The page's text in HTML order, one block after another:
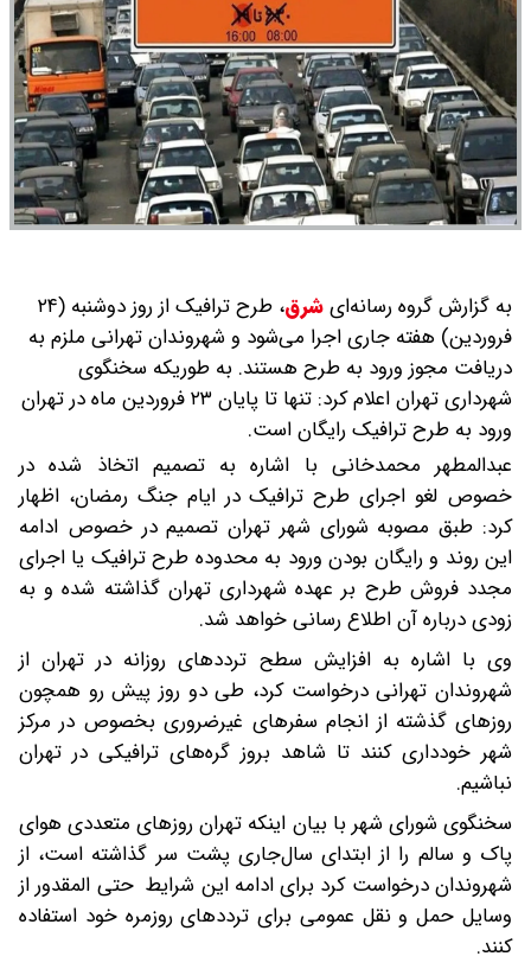
به گزارش گروه رسانه‌ایشرق،
طرح ترافیک از روز دوشنبه (۲۴
فروردین) هفته جاری اجرا می‌شود و شهروندان تهرانی ملزم به
دریافت مجوز ورود به طرح هستند. به طوریکه سخنگوی
شهرداری تهران اعلام کرد: تنها تا پایان ۲۳ فروردین ماه در تهران
ورود به طرح ترافیک رایگان است.
عبدالمطهر محمدخانی با اشاره به تصمیم اتخاذ شده در
خصوص لغو اجرای طرح ترافیک در ایام جنگ رمضان، اظهار
کرد: طبق مصوبه شورای شهر تهران تصمیم در خصوص ادامه
این روند و رایگان بودن ورود به محدوده طرح ترافیک یا اجرای
مجدد فروش طرح بر عهده شهرداری تهران گذاشته شده و به
زودی درباره آن اطلاع رسانی خواهد شد.
وی با اشاره به افزایش سطح ترددهای روزانه در تهران از
شهروندان تهرانی درخواست کرد، طی دو روز پیش رو همچون
روزهای گذشته از انجام سفرهای غیرضروری بخصوص در مرکز
شهر خودداری کنند تا شاهد بروز گره‌های ترافیکی در تهران
نباشیم.
سخنگوی شورای شهر با بیان اینکه تهران روزهای متعددی هوای
پاک و سالم را از ابتدای سال‌جاری پشت سر گذاشته است، از
شهروندان درخواست کرد برای ادامه این شرایط حتی المقدور از
وسایل حمل و نقل عمومی برای ترددهای روزمره خود استفاده
کنند.